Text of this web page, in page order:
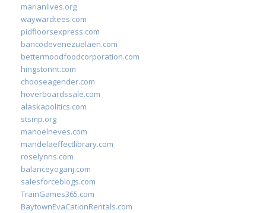
marianlives.org
waywardtees.com
pidfloorsexpress.com
bancodevenezuelaen.com
bettermoodfoodcorporation.com
hingstonnt.com
chooseagender.com
hoverboardssale.com
alaskapolitics.com
stsmp.org
manoelneves.com
mandelaeffectlibrary.com
roselynns.com
balanceyoganj.com
salesforceblogs.com
TrainGames365.com
BaytownEvaCationRentals.com